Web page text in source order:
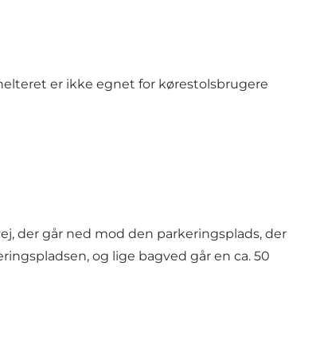
er ikke egnet for kørestolsbrugere
der går ned mod den parkeringsplads, der
og lige bagved går en ca. 50